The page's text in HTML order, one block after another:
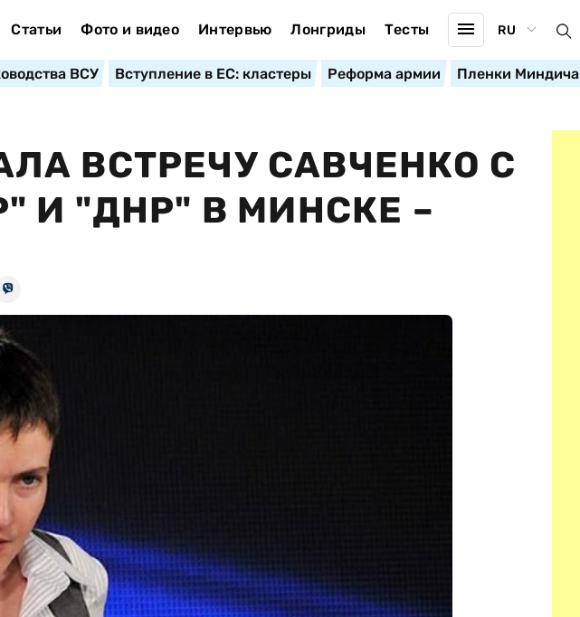
Статьи Фото и видео Интервью Лонгриды Тесты RU
ВСУ Вступление в ЕС: кластеры Реформа армии Пленки Миндича
ВСТРЕЧУ САВЧЕНКО С
И "ДНР" В МИНСКЕ –